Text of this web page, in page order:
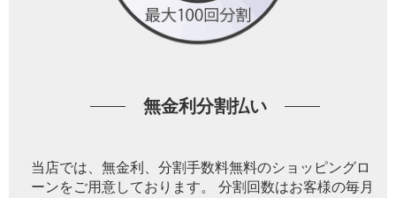
無金利分割払い
当店では、無金利、分割手数料無料のショッピングロ
ーンをご用意しております。 分割回数はお客様の毎月